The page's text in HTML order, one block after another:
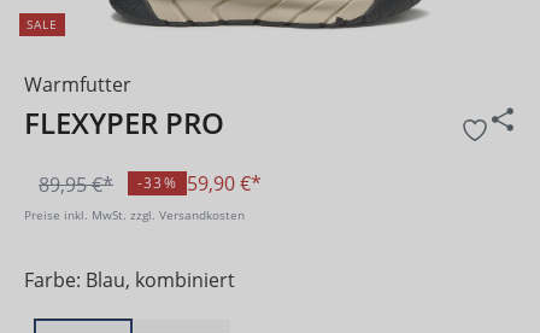
SALE
Warmfutter
FLEXYPER PRO
59,90 €*
89,95 €* -33%
Preise inkl. MwSt. zzgl. Versandkosten
Farbe: Blau, kombiniert